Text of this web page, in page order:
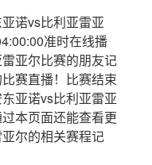
诺vs比利亚雷亚
准时在线播
亚尔比赛的朋友记
赛直播！比赛结束
亚诺vs比利亚雷亚
本页面还能查看更
尔的相关赛程记